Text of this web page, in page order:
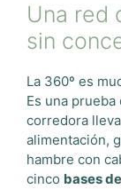
Una red
sin
La 360º es
Es una prueba
corredora
alimentación,
hambre con
cinco bases